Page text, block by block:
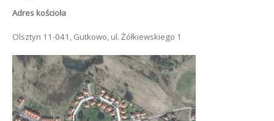
Adres kościoła
Olsztyn 11-041, Gutkowo, ul. Żółkiewskiego 1